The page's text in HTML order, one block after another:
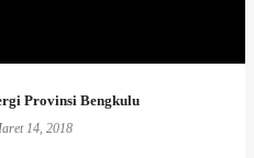
Provinsi Bengkulu
14, 2018